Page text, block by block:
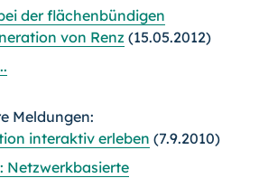
der flächenbündigen
von Renz (15.05.2012)
Meldungen:
interaktiv erleben (7.9.2010)
Netzwerkbasierte